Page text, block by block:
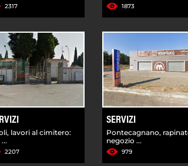
2317 1873
lavori al cimitero:
2207
SERVIZI
Pontecagnano,
negozio ...
979